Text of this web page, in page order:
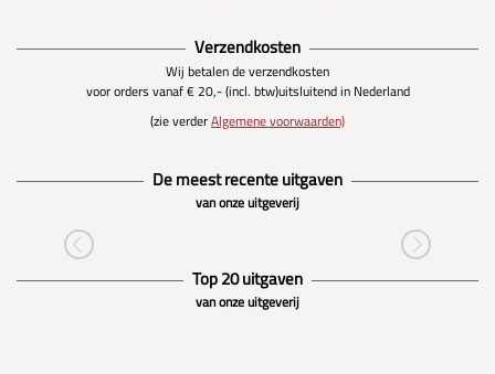
Verzendkosten
Wij betalen de verzendkosten
voor orders vanaf € 20,- (incl. btw)uitsluitend in Nederland
(zie verderAlgemene voorwaarden)
De meest recente uitgaven
van onze uitgeverij
Top 20 uitgaven
van onze uitgeverij